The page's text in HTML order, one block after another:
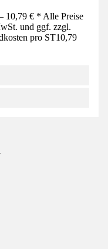
10,79 € * Alle Preise
und ggf. zzgl.
pro ST10,79